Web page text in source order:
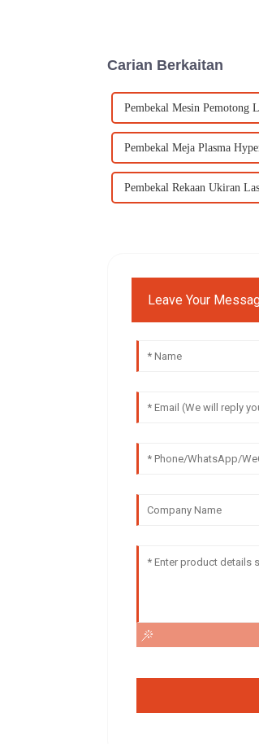
Carian Berkaitan
Pembekal Mesin Pemotong
Pembekal Meja Plasma
Pembekal Rekaan Ukiran
Leave Your